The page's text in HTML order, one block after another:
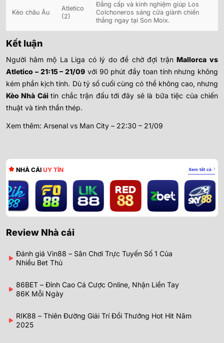
Kèo châu Âu
Atletico
(2)
Đẳng cấp và kinh nghiệm giúp Los
Colchoneros sáng cửa giành chiến
thắng ngay tại Son Moix.
Kết luận
Người hâm mộ La Liga có lý do để chờ đợi trậnMallorca vs
Atletico – 21:15 – 21/09 với 90 phút đầy toan tính nhưng không
kém phần kịch tính. Dù tỷ số cuối cùng có thể không cao, nhưng
Kèo Nhà Cáitin chắc trận đấu tới đây sẽ là bữa tiệc của chiến
thuật và tinh thần thép.
Xem thêm: Arsenal vs Man City – 22:30 – 21/09
NHÀ CÁI UY TÍN Xem tất cả
Review Nhà cái
Đánh giá Vin88 – Sân Chơi Trực Tuyến Số 1 Của
Nhiều Bet Thủ
86BET – Đỉnh Cao Cá Cược Online, Nhận Liền Tay
86K Mỗi Ngày
RIK88 – Thiên Đường Giải Trí Đổi Thưởng Hot Hit Năm
2025